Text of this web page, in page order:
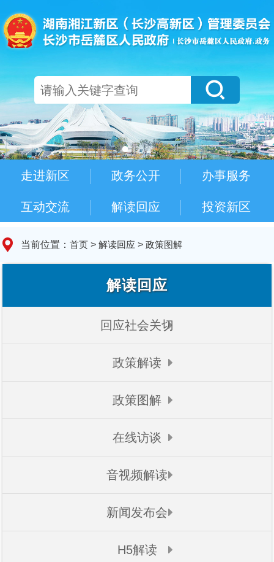
走进新区 政务公开 办事服务
互动交流 解读回应 投资新区
当前位置： 首页 > 解读回应 > 政策图解
解读回应
回应社会关切
政策解读
政策图解
在线访谈
音视频解读
新闻发布会
H5解读